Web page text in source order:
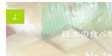
よ